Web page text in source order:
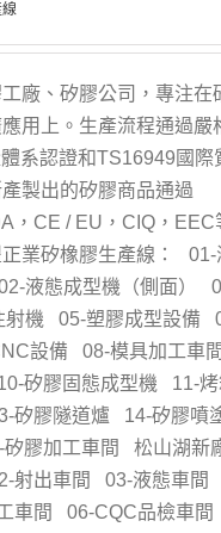
廠、矽膠公司，專注在
用上。生產流程通過嚴
系認證和TS16949國際
製出的矽膠商品通過
，CE / EU，CIQ，EEC
業矽橡膠生產線： 01-
液態成型機（側面）
射機 05-塑膠成型設備
設備 08-模具加工車
矽膠固態成型機 11-烤
矽膠隧道爐 14-矽膠噴
膠加工車間 松山湖新
射出車間 03-液態車間
車間 06-CQC品檢車